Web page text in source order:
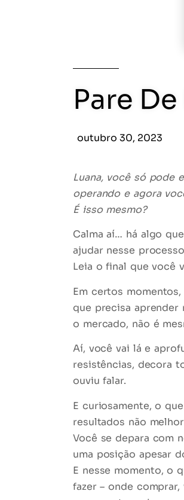
Pare
outubro 30, 2023
Luana, você só pode
operando e agora
É isso mesmo?
Calma aí… há algo
ajudar nesse
Leia o final que você
Em certos
que precisa aprender
o mercado, não é
Aí, você vai lá e
resistências, decora
ouviu falar.
E curiosamente, o
resultados não
Você se depara com
uma posição apesar
E nesse momento, o
fazer – onde